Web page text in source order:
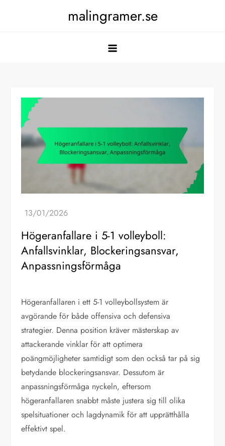
malingramer.se
Högeranfallare i 5-1 volleyboll:
Anfallsvinklar, Blockeringsansvar,
Anpassningsförmåga
Högeranfallaren i ett 5-1 volleybollsystem är
avgörande för både offensiva och defensiva
strategier. Denna position kräver mästerskap av
attackerande vinklar för att optimera
poängmöjligheter samtidigt som den också tar på sig
betydande blockeringsansvar. Dessutom är
anpassningsförmåga nyckeln, eftersom
högeranfallaren snabbt måste justera sig till olika
spelsituationer och lagdynamik för att upprätthålla
effektivt spel.